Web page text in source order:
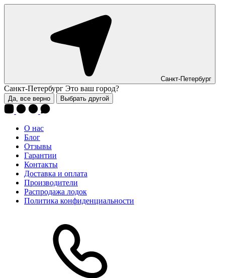
Санкт-Петербург
Санкт-Петербург Это ваш город?
Да, все верно Выбрать другой
О нас
Блог
Отзывы
Гарантии
Контакты
Доставка и оплата
Производители
Распродажа лодок
Политика конфиденциальности